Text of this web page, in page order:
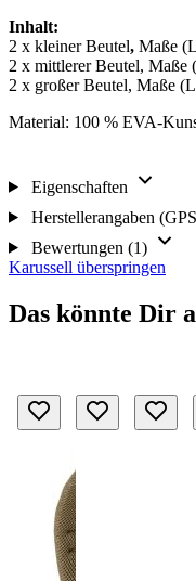
Inhalt:
2 x kleiner Beutel, Maße
2 x mittlerer Beutel, Maße
2 x großer Beutel, Maße
Material: 100 % EVA-
Eigenschaften
Herstellerangaben
Bewertungen (1)
Karussell überspringen
Das könnte Dir